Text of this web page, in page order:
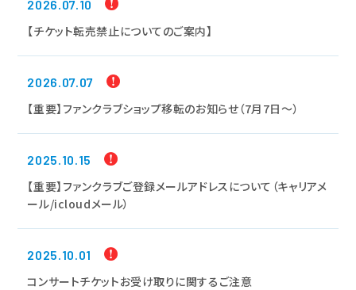
2026.07.10
【チケット転売禁止についてのご案内】
2026.07.07
【重要】ファンクラブショップ移転のお知らせ（7月7日～）
2025.10.15
【重要】ファンクラブご登録メールアドレスについて（キャリアメ
ール/icloudメール）
2025.10.01
コンサートチケットお受け取りに関するご注意